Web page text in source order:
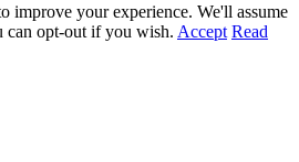
improve your experience. We'll assume
can opt-out if you wish. Accept Read